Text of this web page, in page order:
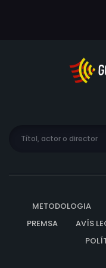
METODOLOGIA
PREMSA
AVÍS